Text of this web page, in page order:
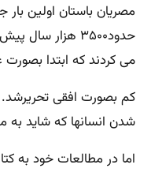
مصریان باستان اولین
حدود۳۵۰۰ هزار
می کردند که ابتدا
کم بصورت افقی تحریرشد.
شدن انسانها که شاید به
اما در مطالعات خود به